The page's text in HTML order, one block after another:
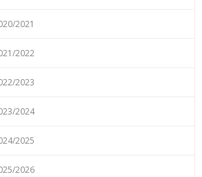
2021
2022
2023
2024
2025
2026